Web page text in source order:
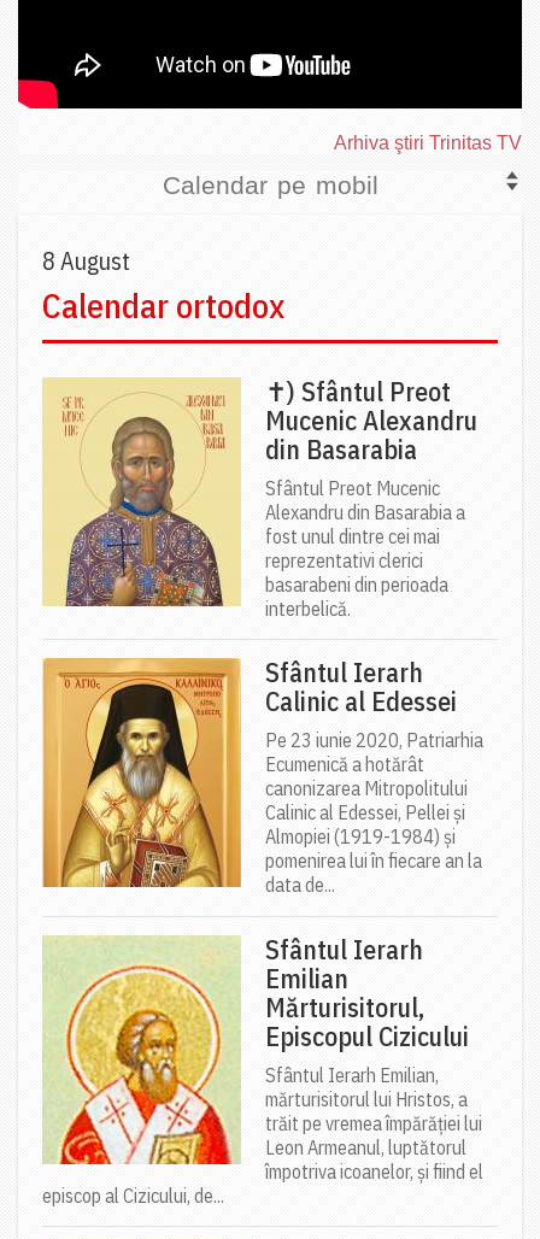
Arhiva ştiri Trinitas TV
Calendar pe mobil
8 August
Calendar ortodox
✝) Sfântul Preot
Mucenic Alexandru
din Basarabia
Sfântul Preot Mucenic
Alexandru din Basarabia a
fost unul dintre cei mai
reprezentativi clerici
basarabeni din perioada
interbelică.
Sfântul Ierarh
Calinic al Edessei
Pe 23 iunie 2020, Patriarhia
Ecumenică a hotărât
canonizarea Mitropolitului
Calinic al Edessei, Pellei și
Almopiei (1919-1984) și
pomenirea lui în fiecare an la
data de...
Sfântul Ierarh
Emilian
Mărturisitorul,
Episcopul Cizicului
Sfântul Ierarh Emilian,
mărturisitorul lui Hristos, a
trăit pe vremea împărăției lui
Leon Armeanul, luptătorul
împotriva icoanelor, și fiind el
episcop al Cizicului, de...